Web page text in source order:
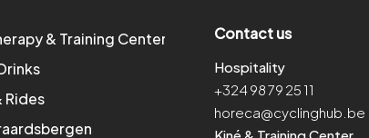
& Training Center
Rides
Contact us
Hospitality
+324 98 79 25 11
horeca@cyclinghub.be